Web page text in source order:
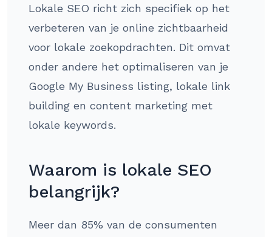
Lokale SEO richt zich specifiek op het
verbeteren van je online zichtbaarheid
voor lokale zoekopdrachten. Dit omvat
onder andere het optimaliseren van je
Google My Business listing, lokale link
building en content marketing met
lokale keywords.
Waarom is lokale SEO
belangrijk?
Meer dan 85% van de consumenten